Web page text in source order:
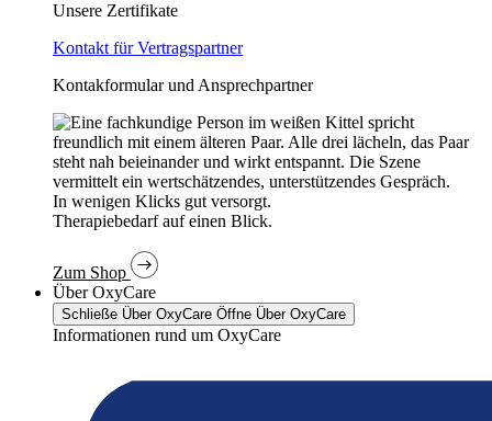
Unsere Zertifikate
Kontakt für Vertragspartner
Kontakformular und Ansprechpartner
In wenigen Klicks gut versorgt.
Therapiebedarf auf einen Blick.
Zum Shop
Über OxyCare
Schließe Über OxyCare Öffne Über OxyCare
Informationen rund um OxyCare